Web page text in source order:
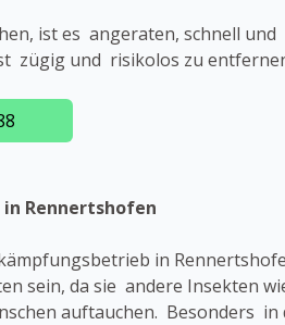
ist es angeraten, schnell
zügig und risikolos zu
Rennertshofen
in
sein, da sie andere Insekten
auftauchen. Besonders